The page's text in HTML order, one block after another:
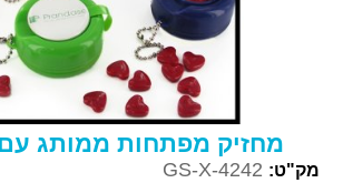
מחזיק מפתחות ממותג עם
מק"ט: GS-X-4242